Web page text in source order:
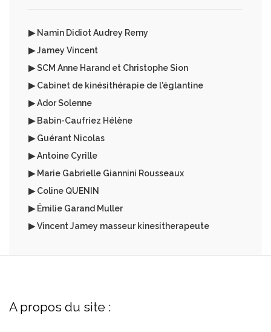
▶ Namin Didiot Audrey Remy
▶ Jamey Vincent
▶ SCM Anne Harand et Christophe Sion
▶ Cabinet de kinésithérapie de l'églantine
▶ Ador Solenne
▶ Babin-Caufriez Hélène
▶ Guérant Nicolas
▶ Antoine Cyrille
▶ Marie Gabrielle Giannini Rousseaux
▶ Coline QUENIN
▶ Émilie Garand Muller
▶ Vincent Jamey masseur kinesitherapeute
A propos du site :